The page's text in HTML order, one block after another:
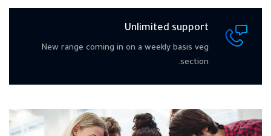
Unlimited support
New range coming in on a weekly basis veg
section.